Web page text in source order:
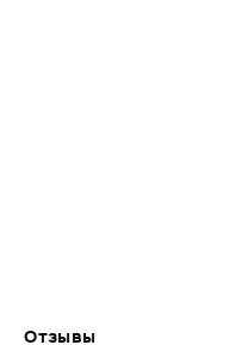
Отзывы